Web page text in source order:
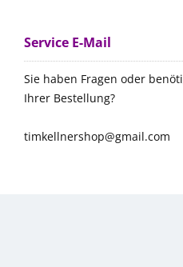
Service E-Mail
Sie haben Fragen oder
Ihrer Bestellung?
timkellnershop@gmail.com